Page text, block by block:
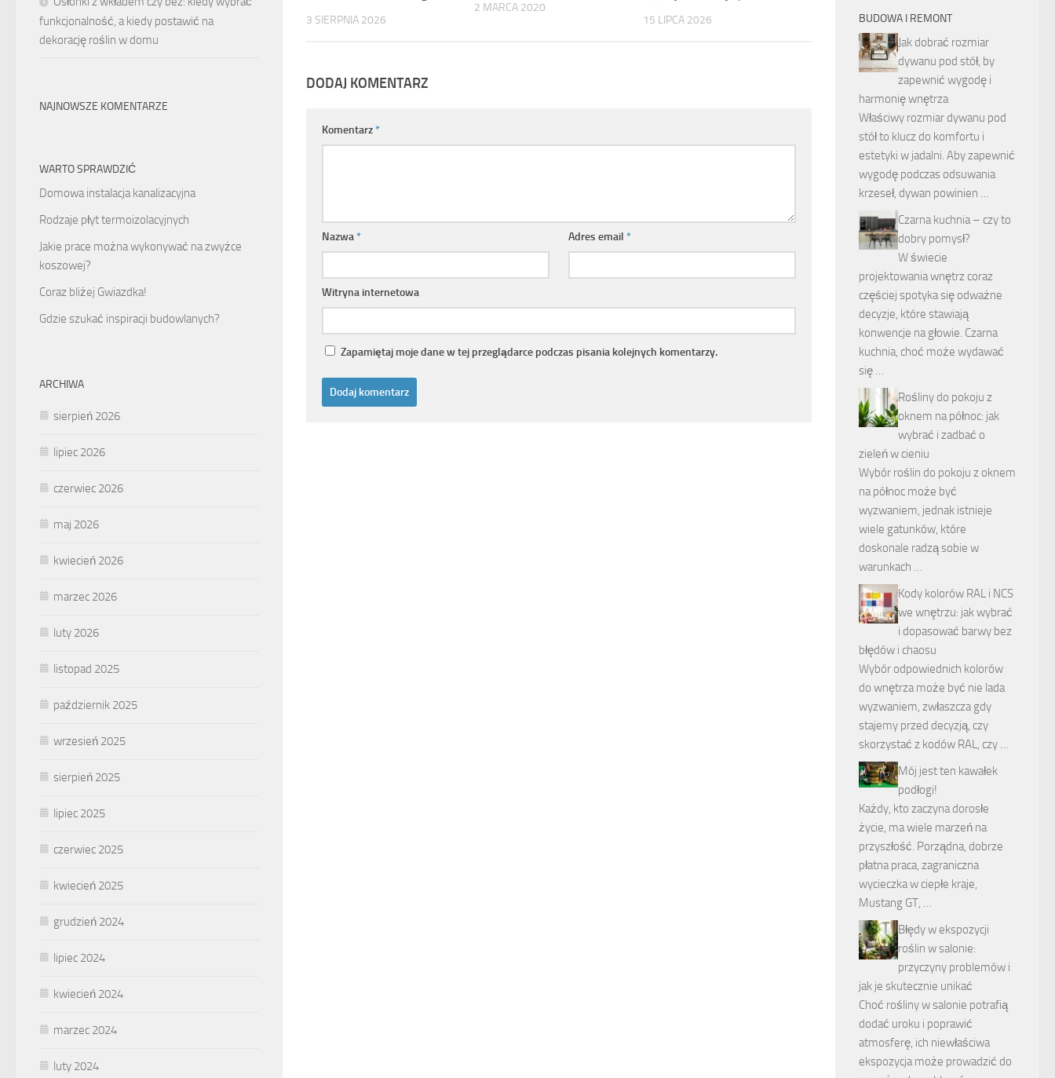
3 SIERPNIA 2026
2 MARCA 2020
15 LIPCA 2026
DODAJ KOMENTARZ
Komentarz*
Nazwa* Adres email*
Witryna internetowa
Zapamiętaj moje dane w tej przeglądarce podczas pisania kolejnych komentarzy.
funkcjonalność, a kiedy postawić na
dekorację roślin w domu
NAJNOWSZE KOMENTARZE
WARTO SPRAWDZIĆ
Domowa instalacja kanalizacyjna
Rodzaje płyt termoizolacyjnych
Jakie prace można wykonywać na zwyżce
koszowej?
Coraz bliżej Gwiazdka!
Gdzie szukać inspiracji budowlanych?
ARCHIWA
sierpień 2026
lipiec 2026
czerwiec 2026
maj 2026
kwiecień 2026
marzec 2026
luty 2026
listopad 2025
październik 2025
wrzesień 2025
sierpień 2025
lipiec 2025
czerwiec 2025
kwiecień 2025
grudzień 2024
lipiec 2024
kwiecień 2024
marzec 2024
luty 2024
BUDOWA I REMONT
Jak dobrać rozmiar
dywanu pod stół, by
zapewnić wygodę i
harmonię wnętrza
Właściwy rozmiar dywanu pod
stół to klucz do komfortu i
estetyki w jadalni. Aby zapewnić
wygodę podczas odsuwania
krzeseł, dywan powinien …
Czarna kuchnia – czy to
dobry pomysł?
W świecie
projektowania wnętrz coraz
częściej spotyka się odważne
decyzje, które stawiają
konwencje na głowie. Czarna
kuchnia, choć może wydawać
się …
Rośliny do pokoju z
oknem na północ: jak
wybrać i zadbać o
zieleń w cieniu
Wybór roślin do pokoju z oknem
na północ może być
wyzwaniem, jednak istnieje
wiele gatunków, które
doskonale radzą sobie w
warunkach …
Kody kolorów RAL i NCS
we wnętrzu: jak wybrać
i dopasować barwy bez
błędów i chaosu
Wybór odpowiednich kolorów
do wnętrza może być nie lada
wyzwaniem, zwłaszcza gdy
stajemy przed decyzją, czy
skorzystać z kodów RAL, czy …
Mój jest ten kawałek
podłogi!
Każdy, kto zaczyna dorosłe
życie, ma wiele marzeń na
przyszłość. Porządna, dobrze
płatna praca, zagraniczna
wycieczka w ciepłe kraje,
Mustang GT, …
Błędy w ekspozycji
roślin w salonie:
przyczyny problemów i
jak je skutecznie unikać
Choć rośliny w salonie potrafią
dodać uroku i poprawić
atmosferę, ich niewłaściwa
ekspozycja może prowadzić do